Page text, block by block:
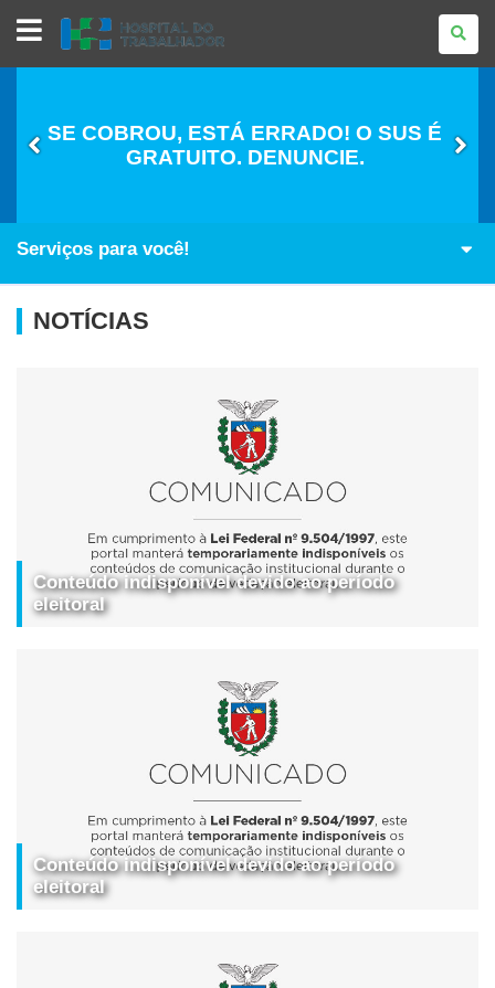
HOSPITAL
DO
TRABALHADOR
SE COBROU, ESTÁ ERRADO! O SUS É
GRATUITO. DENUNCIE.
Serviços para você!
NOTÍCIAS
Conteúdo indisponível devido ao período
eleitoral
Conteúdo indisponível devido ao período
eleitoral